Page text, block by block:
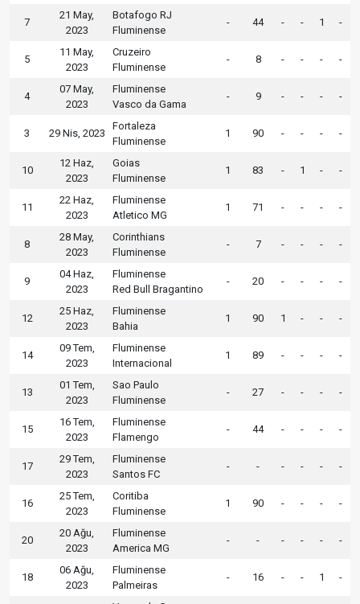
7
21 May,
2023
Botafogo RJ
Fluminense
- 44 - - 1 -
5
11 May,
2023
Cruzeiro
Fluminense
- 8 - - - -
4
07 May,
2023
Fluminense
Vasco da Gama
- 9 - - - -
3 29 Nis, 2023
Fortaleza
Fluminense
1 90 - - - -
10
12 Haz,
2023
Goias
Fluminense
1 83 - 1 - -
11
22 Haz,
2023
Fluminense
Atletico MG
1 71 - - - -
8
28 May,
2023
Corinthians
Fluminense
- 7 - - - -
9
04 Haz,
2023
Fluminense
Red Bull Bragantino
- 20 - - - -
12
25 Haz,
2023
Fluminense
Bahia
1 90 1 - - -
14
09 Tem,
2023
Fluminense
Internacional
1 89 - - - -
13
01 Tem,
2023
Sao Paulo
Fluminense
- 27 - - - -
15
16 Tem,
2023
Fluminense
Flamengo
- 44 - - - -
17
29 Tem,
2023
Fluminense
Santos FC
- - - - - -
16
25 Tem,
2023
Coritiba
Fluminense
1 90 - - - -
20
20 Ağu,
2023
Fluminense
America MG
- - - - - -
18
06 Ağu,
2023
Fluminense
Palmeiras
- 16 - - 1 -